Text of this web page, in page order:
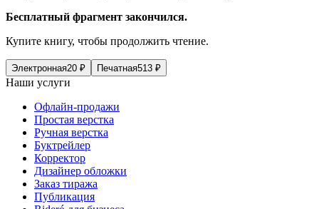
Бесплатный фрагмент закончился.
Купите книгу, чтобы продолжить чтение.
Электронная20 ₽ Печатная513 ₽
Наши услуги
Офлайн-продажи
Простая верстка
Ручная верстка
Буктрейлер
Корректор
Дизайнер обложки
Заказ тиража
Публикация